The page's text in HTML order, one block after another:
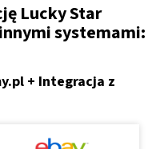
Lucky Star
systemami:
+ Integracja z